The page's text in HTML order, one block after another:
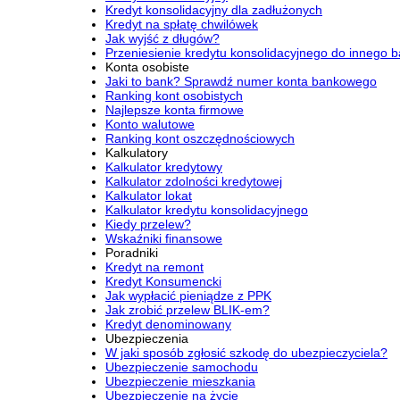
Kredyt konsolidacyjny dla zadłużonych
Kredyt na spłatę chwilówek
Jak wyjść z długów?
Przeniesienie kredytu konsolidacyjnego do innego
Konta osobiste
Jaki to bank? Sprawdź numer konta bankowego
Ranking kont osobistych
Najlepsze konta firmowe
Konto walutowe
Ranking kont oszczędnościowych
Kalkulatory
Kalkulator kredytowy
Kalkulator zdolności kredytowej
Kalkulator lokat
Kalkulator kredytu konsolidacyjnego
Kiedy przelew?
Wskaźniki finansowe
Poradniki
Kredyt na remont
Kredyt Konsumencki
Jak wypłacić pieniądze z PPK
Jak zrobić przelew BLIK-em?
Kredyt denominowany
Ubezpieczenia
W jaki sposób zgłosić szkodę do ubezpieczyciela?
Ubezpieczenie samochodu
Ubezpieczenie mieszkania
Ubezpieczenie na życie